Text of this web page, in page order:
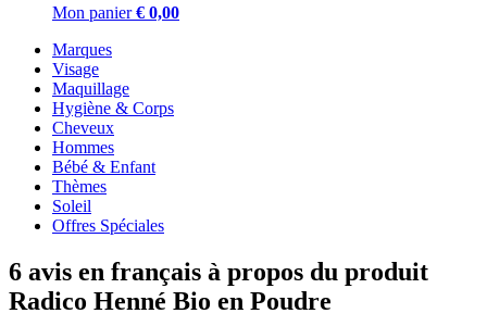
Mon panier € 0,00
Marques
Visage
Maquillage
Hygiène & Corps
Cheveux
Hommes
Bébé & Enfant
Thèmes
Soleil
Offres Spéciales
6 avis en français à propos du produit
Radico Henné Bio en Poudre